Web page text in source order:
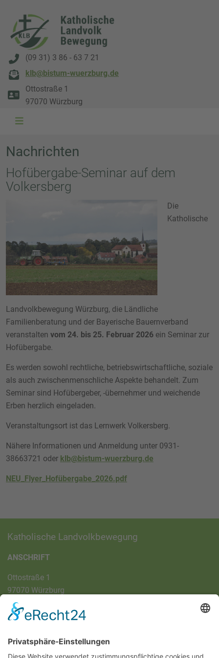
(09 31) 3 86 - 63 7 21
klb@bistum-wuerzburg.de
Ottostraße 1
97070 Würzburg
Nachrichten
Hofübergabe-Seminar auf dem
Volkersberg
Die
Katholische
Landvolkbewegung Würzburg, die Ländliche
Familienberatung und der Bayerische Bauernverband
veranstalten vom 24. bis 25. Februar 2026 ein Seminar zur
Hofübergabe.
Es werden sowohl rechtliche, betriebswirtschaftliche, soziale
als auch zwischenmenschliche Aspekte behandelt. Zum
Seminar sind Hofübergeber, -übernehmer und weichende
Erben herzlich eingeladen.
Veranstaltungsort ist das Lernwerk Volkersberg.
Nähere Informationen und Anmeldung unter 0931-
38663721 oder klb@bistum-wuerzburg.de
NEU_Flyer_Hofübergabe_2026.pdf
Katholische Landvolkbewegung
ANSCHRIFT
Ottostraße 1
97070 Würzburg
DIREKT-KONTAKT
E-Mail:klb@bistum-wuerzburg.de